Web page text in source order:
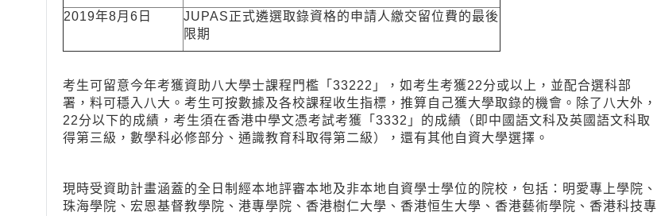
2019年8月6日
JUPAS正式遴選取錄資格的申請人繳交留位費的最後
限期
考生可留意今年考獲資助八大學士課程門檻「33222」，如考生考獲22分或以上，並配合選科部
署，料可穩入八大。考生可按數據及各校課程收生指標，推算自己獲大學取錄的機會。除了八大外，
22分以下的成績，考生須在香港中學文憑考試考獲「3332」的成績（即中國語文科及英國語文科取
得第三級，數學科必修部分、通識教育科取得第二級），還有其他自資大學選擇。
現時受資助計畫涵蓋的全日制經本地評審本地及非本地自資學士學位的院校，包括：明愛專上學院、
珠海學院、宏恩基督教學院、港專學院、香港樹仁大學、香港恒生大學、香港藝術學院、香港科技專